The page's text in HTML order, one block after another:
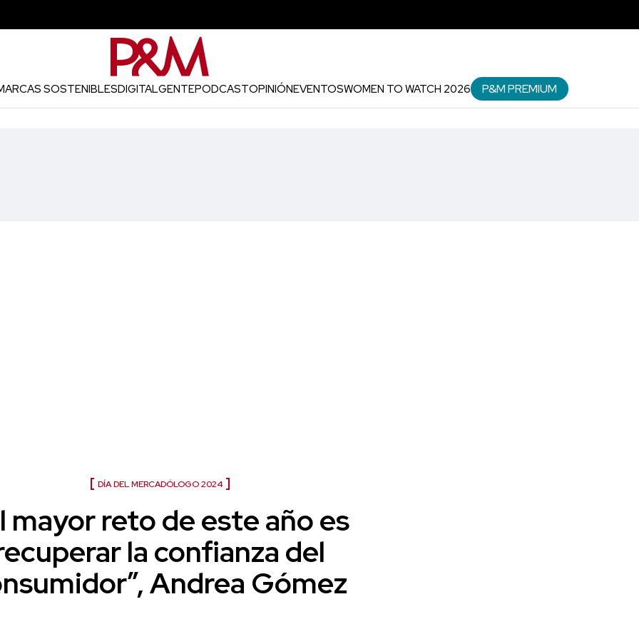
SOSTENIBLESDIGITALGENTEPODCASTOPINIÓNEVENTOSWOMEN TO WATCH 2026 P&M PREMIUM
DÍA DEL MERCADÓLOGO 2024
mayor reto de este año es
la confianza del
Andrea Gómez